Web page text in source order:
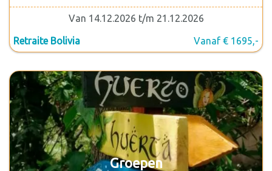
Van 14.12.2026 t/m 21.12.2026
Retraite Bolivia Vanaf € 1695,-
Groepen